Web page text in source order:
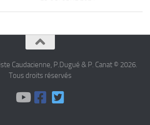
Caudacienne, P.Dugué & P. Canat © 2026.
Tous droits réservés